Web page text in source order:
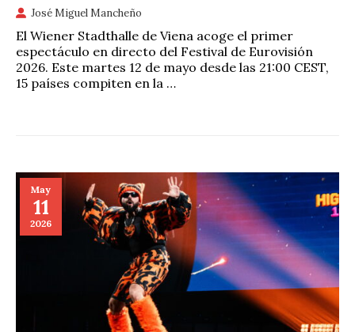
José Miguel Mancheño
El Wiener Stadthalle de Viena acoge el primer
espectáculo en directo del Festival de Eurovisión
2026. Este martes 12 de mayo desde las 21:00 CEST,
15 países compiten en la …
May
11
2026